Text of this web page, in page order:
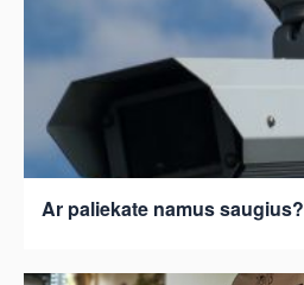
Ar paliekate namus saugius?